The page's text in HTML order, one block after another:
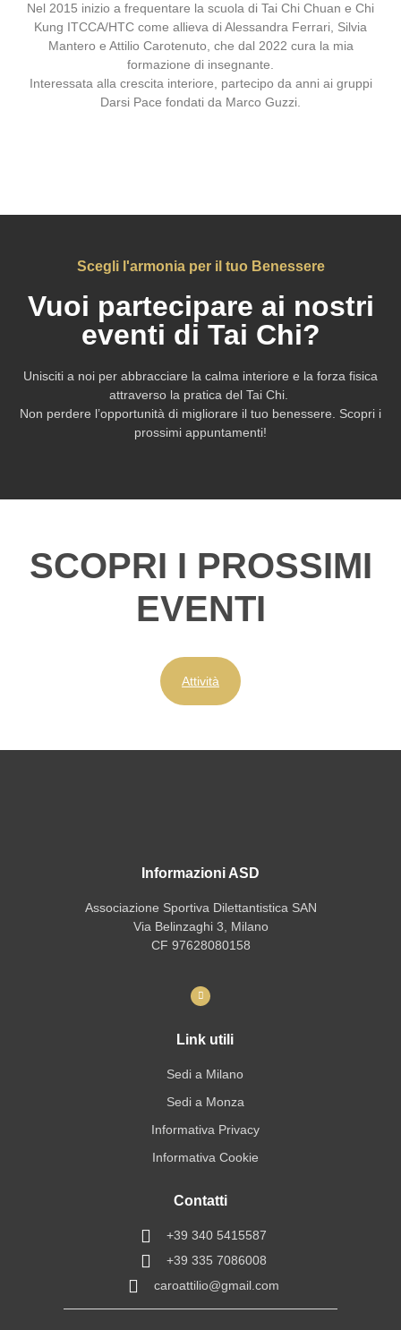
Nel 2015 inizio a frequentare la scuola di Tai Chi Chuan e Chi
Kung ITCCA/HTC come allieva di Alessandra Ferrari, Silvia
Mantero e Attilio Carotenuto, che dal 2022 cura la mia
formazione di insegnante.
Interessata alla crescita interiore, partecipo da anni ai gruppi
Darsi Pace fondati da Marco Guzzi.
SCOPRI I PROSSIMI
EVENTI
Attività
Scegli l'armonia per il tuo Benessere
Vuoi partecipare ai nostri
eventi di Tai Chi?
Unisciti a noi per abbracciare la calma interiore e la forza fisica
attraverso la pratica del Tai Chi.
Non perdere l’opportunità di migliorare il tuo benessere. Scopri i
prossimi appuntamenti!
Informazioni ASD
Associazione Sportiva Dilettantistica SAN
Via Belinzaghi 3, Milano
CF 97628080158
Link utili
Sedi a Milano
Sedi a Monza
Informativa Privacy
Informativa Cookie
Contatti
+39 340 5415587
+39 335 7086008
caroattilio@gmail.com